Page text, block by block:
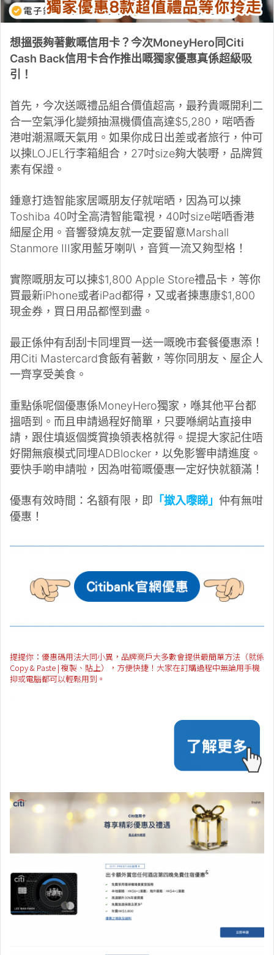
想搵張夠著數嘅信用卡？今次MoneyHero同Citi
Cash Back信用卡合作推出嘅獨家優惠真係超級吸
引！
首先，今次送嘅禮品組合價值超高，最矜貴嘅開利二
合一空氣淨化變頻抽濕機價值高達$5,280，啱哂香
港咁潮濕嘅天氣用。如果你成日出差或者旅行，仲可
以揀LOJEL行李箱組合，27吋size夠大裝嘢，品牌質
素有保證。
鍾意打造智能家居嘅朋友仔就啱晒，因為可以揀
Toshiba 40吋全高清智能電視，40吋size啱哂香港
細屋企用。音響發燒友就一定要留意Marshall
Stanmore III家用藍牙喇叭，音質一流又夠型格！
實際嘅朋友可以揀$1,800 Apple Store禮品卡，等你
買最新iPhone或者iPad都得，又或者揀惠康$1,800
現金券，買日用品都慳到盡。
最正係仲有刮刮卡同埋買一送一嘅晚市套餐優惠添！
用Citi Mastercard食飯有著數，等你同朋友、屋企人
一齊享受美食。
重點係呢個優惠係MoneyHero獨家，喺其他平台都
搵唔到。而且申請過程好簡單，只要喺網站直接申
請，跟住填返個獎賞換領表格就得。提提大家記住唔
好開無痕模式同埋ADBlocker，以免影響申請進度。
要快手啲申請啦，因為咁筍嘅優惠一定好快就額滿！
優惠有效時間：名額有限，即 「撳入嚟睇」 仲有無咁
優惠！
提提你：優惠碼用法大同小異，品牌商戶大多數會提供最簡單方法（就係
Copy & Paste | 複製、貼上），方便快捷！大家在訂購過程中無論用手機
抑或電腦都可以輕鬆用到。